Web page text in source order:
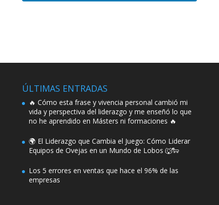
ÚLTIMAS ENTRADAS
🔥 Cómo esta frase y vivencia personal cambió mi
vida y perspectiva del liderazgo y me enseñó lo que
no he aprendido en Másters ni formaciones 🔥
🌍 El Liderazgo que Cambia el Juego: Cómo Liderar
Equipos de Ovejas en un Mundo de Lobos 🐺🐑
Los 5 errores en ventas que hace el 96% de las
empresas